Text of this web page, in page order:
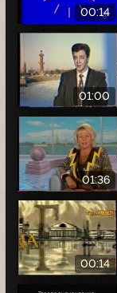
00:14
01:00
01:36
00:14